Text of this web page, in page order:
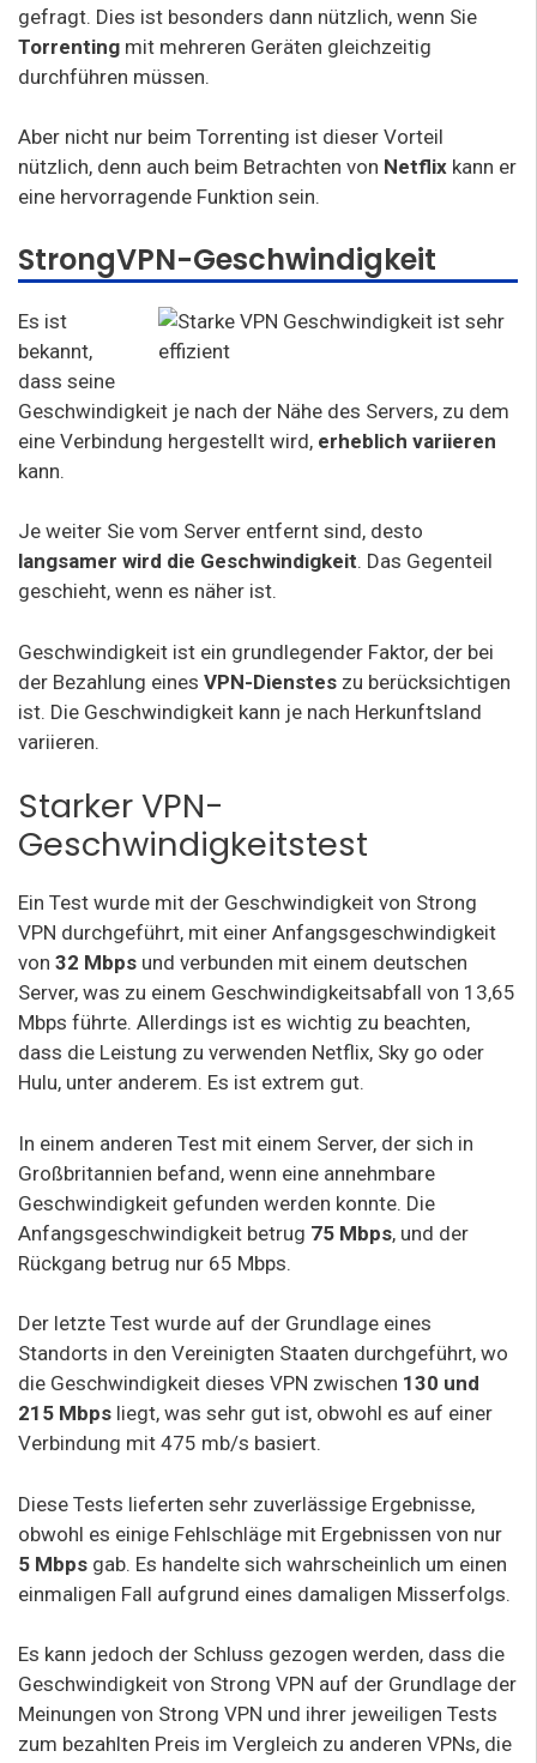
gefragt. Dies ist besonders dann nützlich, wenn Sie
Torrenting mit mehreren Geräten gleichzeitig
durchführen müssen.
Aber nicht nur beim Torrenting ist dieser Vorteil
nützlich, denn auch beim Betrachten von Netflix kann er
eine hervorragende Funktion sein.
StrongVPN-Geschwindigkeit
Es ist
bekannt,
dass seine
Geschwindigkeit je nach der Nähe des Servers, zu dem
eine Verbindung hergestellt wird, erheblich variieren
kann.
Je weiter Sie vom Server entfernt sind, desto
langsamer wird die Geschwindigkeit. Das Gegenteil
geschieht, wenn es näher ist.
Geschwindigkeit ist ein grundlegender Faktor, der bei
der Bezahlung eines VPN-Dienstes zu berücksichtigen
ist. Die Geschwindigkeit kann je nach Herkunftsland
variieren.
Starker VPN-
Geschwindigkeitstest
Ein Test wurde mit der Geschwindigkeit von Strong
VPN durchgeführt, mit einer Anfangsgeschwindigkeit
von 32 Mbps und verbunden mit einem deutschen
Server, was zu einem Geschwindigkeitsabfall von 13,65
Mbps führte. Allerdings ist es wichtig zu beachten,
dass die Leistung zu verwenden Netflix, Sky go oder
Hulu, unter anderem. Es ist extrem gut.
In einem anderen Test mit einem Server, der sich in
Großbritannien befand, wenn eine annehmbare
Geschwindigkeit gefunden werden konnte. Die
Anfangsgeschwindigkeit betrug 75 Mbps, und der
Rückgang betrug nur 65 Mbps.
Der letzte Test wurde auf der Grundlage eines
Standorts in den Vereinigten Staaten durchgeführt, wo
die Geschwindigkeit dieses VPN zwischen 130 und
215 Mbps liegt, was sehr gut ist, obwohl es auf einer
Verbindung mit 475 mb/s basiert.
Diese Tests lieferten sehr zuverlässige Ergebnisse,
obwohl es einige Fehlschläge mit Ergebnissen von nur
5 Mbps gab. Es handelte sich wahrscheinlich um einen
einmaligen Fall aufgrund eines damaligen Misserfolgs.
Es kann jedoch der Schluss gezogen werden, dass die
Geschwindigkeit von Strong VPN auf der Grundlage der
Meinungen von Strong VPN und ihrer jeweiligen Tests
zum bezahlten Preis im Vergleich zu anderen VPNs, die